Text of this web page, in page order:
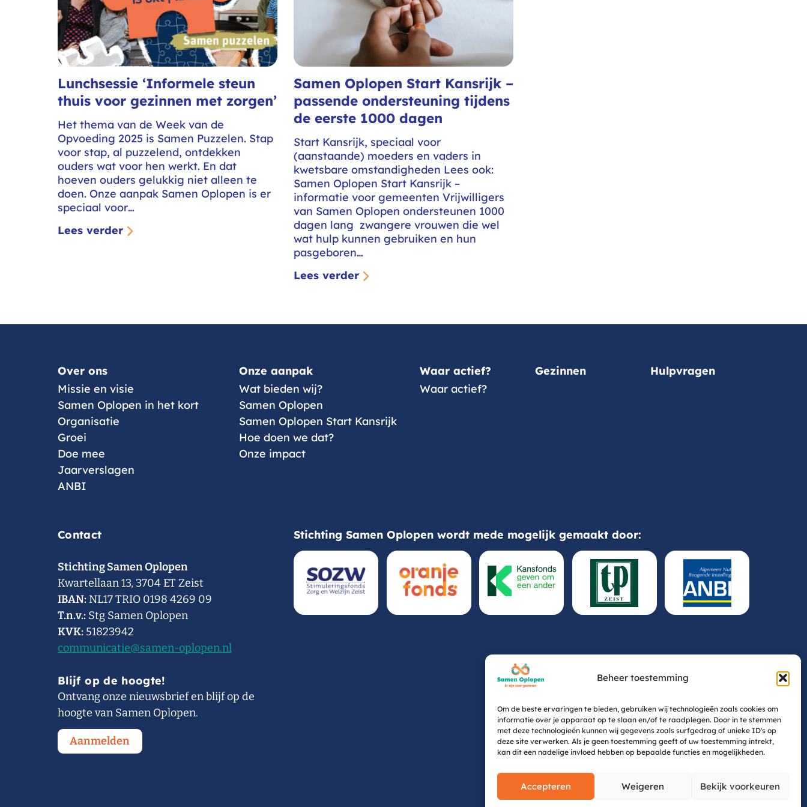
Beheer toestemming
Om de beste ervaringen te bieden, gebruiken wij technologieën zoals cookies om
informatie over je apparaat op te slaan en/of te raadplegen. Door in te stemmen
met deze technologieën kunnen wij gegevens zoals surfgedrag of unieke ID's op
deze site verwerken. Als je geen toestemming geeft of uw toestemming intrekt,
kan dit een nadelige invloed hebben op bepaalde functies en mogelijkheden.
Accepteren Weigeren Bekijk voorkeuren
Lunchsessie ‘Informele steun
thuis voor gezinnen met zorgen’
Het thema van de Week van de
Opvoeding 2025 is Samen Puzzelen. Stap
voor stap, al puzzelend, ontdekken
ouders wat voor hen werkt. En dat
hoeven ouders gelukkig niet alleen te
doen. Onze aanpak Samen Oplopen is er
speciaal voor…
Lees verder
Samen Oplopen Start Kansrijk –
passende ondersteuning tijdens
de eerste 1000 dagen
Start Kansrijk, speciaal voor
(aanstaande) moeders en vaders in
kwetsbare omstandigheden Lees ook:
Samen Oplopen Start Kansrijk –
informatie voor gemeenten Vrijwilligers
van Samen Oplopen ondersteunen 1000
dagen lang zwangere vrouwen die wel
wat hulp kunnen gebruiken en hun
pasgeboren…
Lees verder
Menu
Over ons
Missie en visie
Samen Oplopen in het kort
Organisatie
Groei
Doe mee
Jaarverslagen
ANBI
Onze aanpak
Wat bieden wij?
Samen Oplopen
Samen Oplopen Start Kansrijk
Hoe doen we dat?
Onze impact
Waar actief?
Waar actief?
Gezinnen Hulpvragen
Contact
Stichting Samen Oplopen
Kwartellaan 13, 3704 ET Zeist
IBAN: NL17 TRIO 0198 4269 09
T.n.v.: Stg Samen Oplopen
KVK: 51823942
communicatie@samen-oplopen.nl
Blijf op de hoogte!
Ontvang onze nieuwsbrief en blijf op de
hoogte van Samen Oplopen.
Aanmelden
Stichting Samen Oplopen wordt mede mogelijk gemaakt door:
Cookiebeleid (EU) Privacybeleid